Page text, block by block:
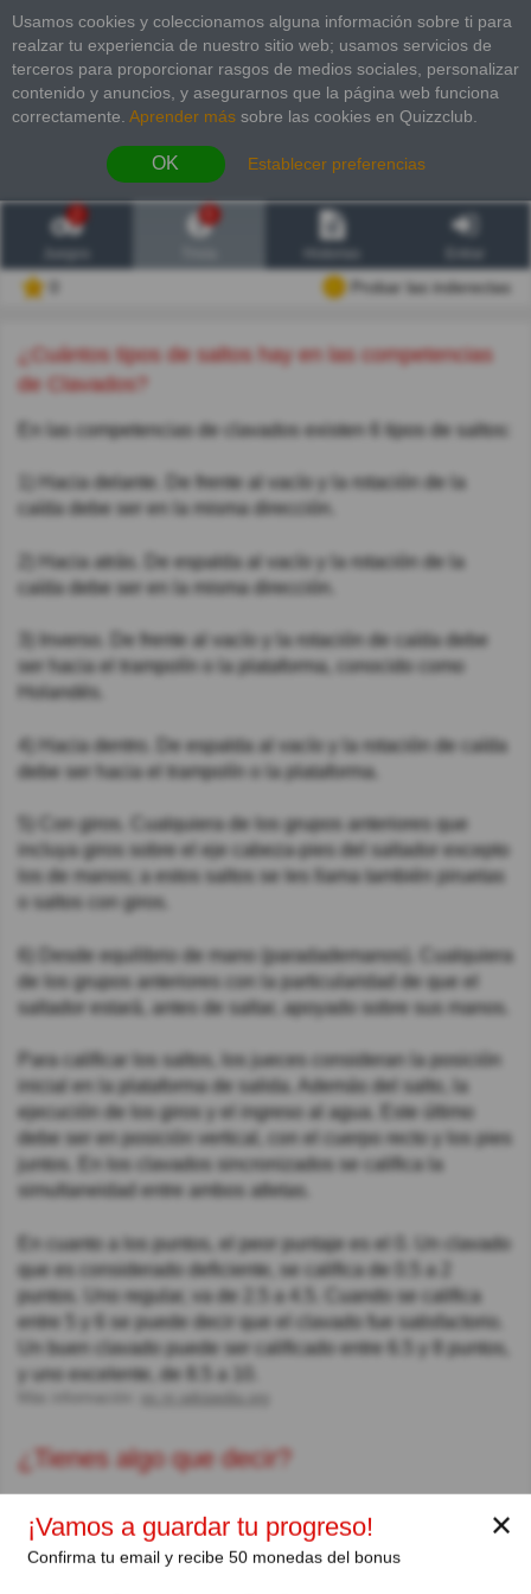
Usamos cookies y coleccionamos alguna información sobre ti para
realzar tu experiencia de nuestro sitio web; usamos servicios de
terceros para proporcionar rasgos de medios sociales, personalizar
contenido y anuncios, y asegurarnos que la página web funciona
correctamente. Aprender más sobre las cookies en Quizzclub.
OK Establecer preferencias
2
Probar las inderectas
¿Cuántos tipos de saltos hay en las competencias
de Clavados?
En las competencias de clavados existen 6 tipos de saltos:
1) Hacia delante. De frente al vacío y la rotación de la
caída debe ser en la misma dirección.
2) Hacia atrás. De espalda al vacío y la rotación de la
caída debe ser en la misma dirección.
3) Inverso. De frente al vacío y la rotación de caída debe
ser hacia el trampolín o la plataforma, conocido como
Holandés.
4) Hacia dentro. De espalda al vacío y la rotación de caída
debe ser hacia el trampolín o la plataforma.
5) Con giros. Cualquiera de los grupos anteriores que
incluya giros sobre el eje cabeza-pies del saltador excepto
los de manos; a estos saltos se les llama también piruetas
o saltos con giros.
6) Desde equilibrio de mano (paradademanos). Cualquiera
de los grupos anteriores con la particularidad de que el
saltador estará, antes de saltar, apoyado sobre sus manos.
Para calificar los saltos, los jueces consideran la posición
inicial en la plataforma de salida. Además del salto, la
ejecución de los giros y el ingreso al agua. Este último
debe ser en posición vertical, con el cuerpo recto y los pies
juntos. En los clavados sincronizados se califica la
simultaneidad entre ambos atletas.
En cuanto a los puntos, el peor puntaje es el 0. Un clavado
que es considerado deficiente, se califica de 0.5 a 2
puntos. Uno regular, va de 2.5 a 4.5. Cuando se califica
entre 5 y 6 se puede decir que el clavado fue satisfactorio.
Un buen clavado puede ser calificado entre 6.5 y 8 puntos,
y uno excelente, de 8.5 a 10.
es.m.wikipedia.org
¿Tienes algo que decir?
✕
¡Vamos a guardar tu progreso!
Confirma tu email y recibe 50 monedas del bonus